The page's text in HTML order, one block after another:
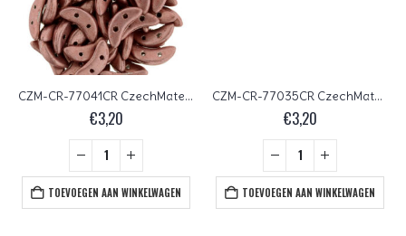
CZM-CR-77041CR CzechMates Crescent Saturated Metallic Light Copper 10 gram.
€3,20
TOEVOEGEN AAN WINKELWAGEN
CZM-CR-77035CR CzechMates Crescent Saturated Metallic Rose 10 gram.
€3,20
TOEVOEGEN AAN WINKELWAGEN